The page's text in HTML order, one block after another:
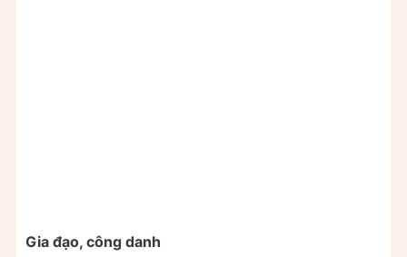
Gia đạo, công danh